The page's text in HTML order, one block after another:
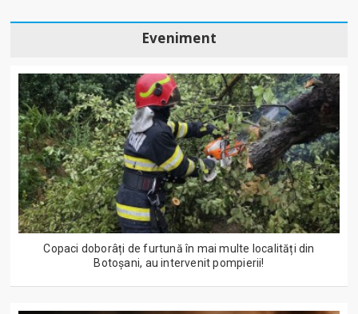
Eveniment
Copaci doborâți de furtună în mai multe localități din
Botoșani, au intervenit pompierii!